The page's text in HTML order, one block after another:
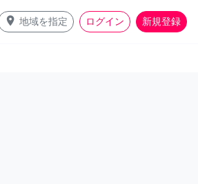
place 地域を指定 ログイン 新規登録